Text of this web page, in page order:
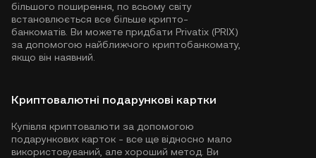
більшого поширення, по всьому світу
встановлюється все більше крипто-
банкоматів. Ви можете придбати Privatix (PRIX)
за допомогою найближчого криптобанкомату,
якщо він наявний.
Криптовалютні подарункові картки
Купівля криптовалюти за допомогою
подарункових карток - все ще відносно мало
використовуваний, але хороший метод. Ви